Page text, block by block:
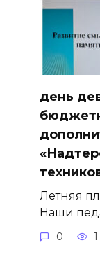
день
Летняя
Наши
0 1